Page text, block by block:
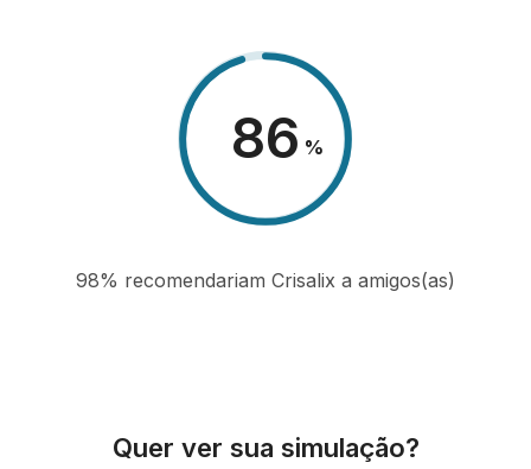
98 %
98% recomendariam Crisalix a amigos(as)
Quer ver sua simulação?